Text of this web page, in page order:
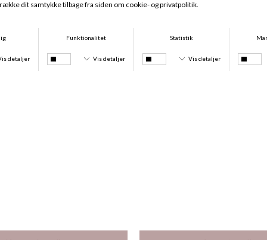
DKK 209,00
DKK 189,00
DKK 399,00
DKK 289,00